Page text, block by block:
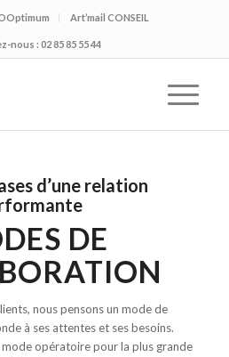
Art’mail CONSEIL
nous : 02 85 85 55 44
d’une relation
DE
nous pensons un mode de
à ses attentes et ses besoins.
opératoire pour la plus grande